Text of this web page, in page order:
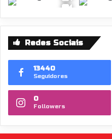
Redes Sociais
13440
Seguidores
0
Followers